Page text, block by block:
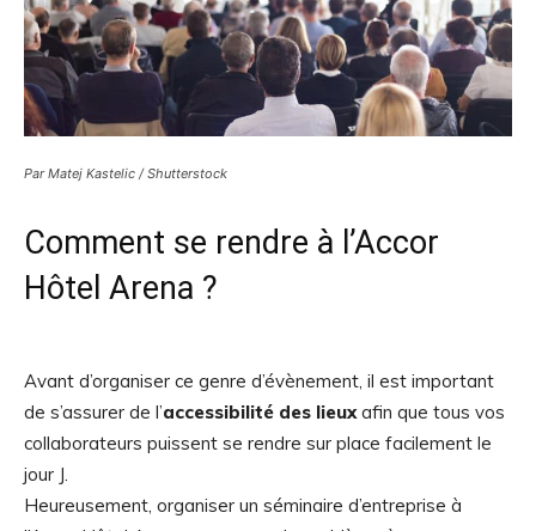
Par Matej Kastelic / Shutterstock
Comment se rendre à l’Accor
Hôtel Arena ?
Avant d’organiser ce genre d’évènement, il est important
de s’assurer de l’accessibilité des lieuxafin que tous vos
collaborateurs puissent se rendre sur place facilement le
jour J.
Heureusement, organiser un séminaire d’entreprise à